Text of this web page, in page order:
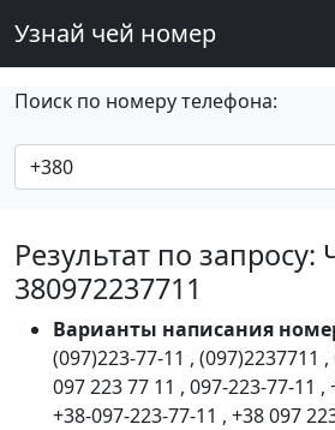
Узнай чей номер
Поиск по номеру телефона:
Результат по
380972237711
Варианты написания
(097)223-77-11 , (097)2237711 ,
097 223 77 11 , 097-223-77-11 ,
+38-097-223-77-11 , +38 097